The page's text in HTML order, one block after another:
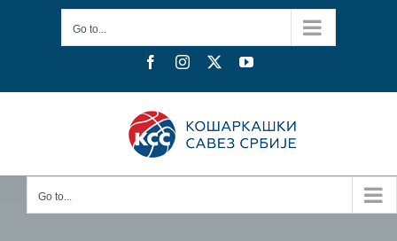
Go to...
FacebookInstagram YouTube
Go to...